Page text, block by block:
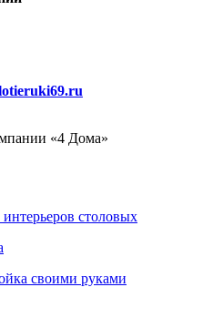
«4 Дома»
столовых
своими руками